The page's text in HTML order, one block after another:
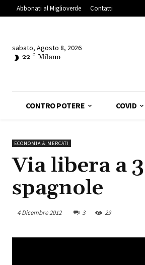
Abbonati al Miglioverde Contatti
sabato, Agosto 8, 2026
22 C Milano
CONTRO POTERE COVID
ECONOMIA & MERCATI
Via libera a
spagnole
4 Dicembre 2012 3 29